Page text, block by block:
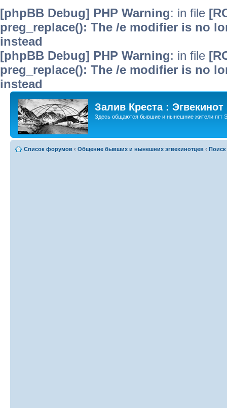
[phpBB Debug] PHP Warning: in file
preg_replace(): The /e modifier is no
instead
[phpBB Debug] PHP Warning: in file
preg_replace(): The /e modifier is no
instead
Залив Креста : Эгвекинот
Здесь общаются бывшие и нынешние жители пгт
Список форумов ‹ Общение бывших и нынешних эгвекинотцев ‹ Поиск